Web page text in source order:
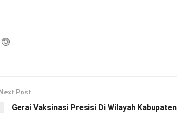
Next Post
Gerai Vaksinasi Presisi Di Wilayah Kabupaten